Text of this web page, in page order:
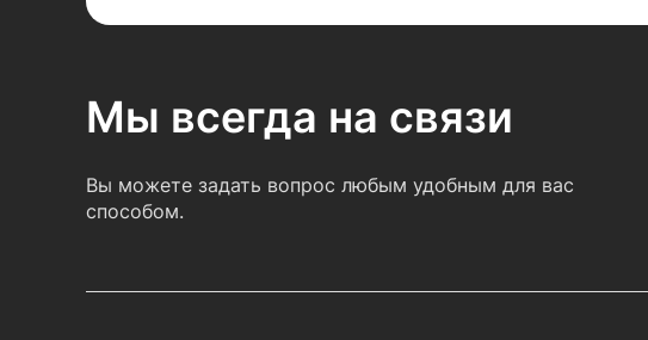
Мы всегда на связи
Вы можете задать вопрос любым удобным для вас
способом.